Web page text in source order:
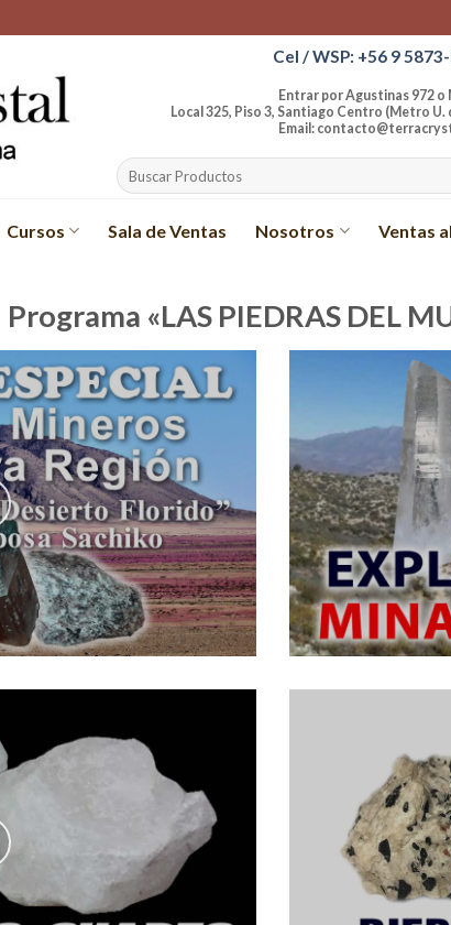
Cel / WSP: +56 9
Entrar por Agustinas 972 o
Local 325, Piso 3, Santiago Centro (Metro U. de
Email:
Buscar
por:
Cursos Sala de Ventas Nosotros Ventas
Programa «LAS PIEDRAS DEL